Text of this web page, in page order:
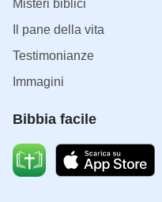
Misteri biblici
Il pane della vita
Testimonianze
Immagini
Bibbia facile